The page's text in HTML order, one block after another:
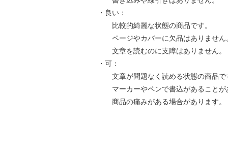
・良い：
比較的綺麗な状態の商品です。
ページやカバーに欠品はありません
文章を読むのに支障はありません。
・可：
文章が問題なく読める状態の商品で
マーカーやペンで書込があることが
商品の痛みがある場合があります。